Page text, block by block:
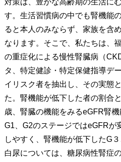
対策は、豊かな高齢期の生活に
す。生活習慣病の中でも腎機能
ると本人のみならず、家族を含
なります。そこで、私たちは、
の重症化による慢性腎臓病（
タ、特定健診・特定保健指導デ
イリスク者を抽出し、その実態
た。腎機能が低下した者の割合
歳、腎臓の機能をみるeGFR腎機
G1、G2のステージではeGFRが
しやすく、腎機能が低下したG
白尿については、糖尿病性腎症